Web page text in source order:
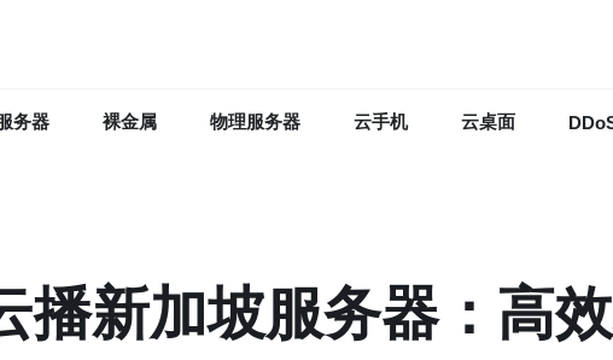
务器 裸金属 物理服务器 云手机 云桌面
播新加坡服务器：高